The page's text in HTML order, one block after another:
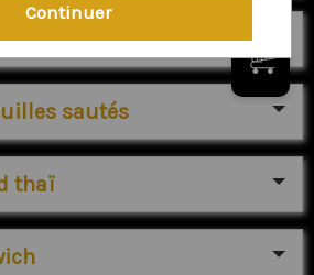
sautés
thaï
Continuer